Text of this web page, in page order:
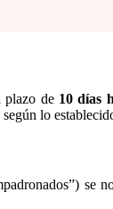
plazo de 10 días
lo
se